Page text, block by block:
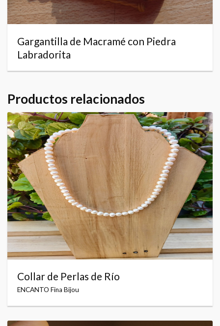
Gargantilla de Macramé con Piedra
Labradorita
Productos relacionados
Collar de Perlas de Río
ENCANTO Fina Bijou